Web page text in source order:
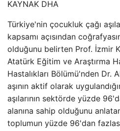
KAYNAK DHA
Türkiye'nin çocukluk çağı
kapsamı açısından
olduğunu belirten Prof. İzmir
Atatürk Eğitim ve Araştırma
Hastalıkları Bölümü'nden Dr.
aşının aktif olarak
aşılarının sektörde yüzde
alanına sahip olduğunu
toplumun yüzde 96'dan